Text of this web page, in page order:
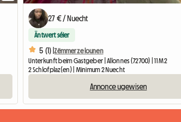
27 € / Nuecht
Äntwert séier
5 (1) |Zëmmer ze lounen
Unterkunft beim Gastgeber | Allonnes (72700) | 11 M2
2 Schlofplaz(en) | Minimum 2 Nuecht
Annonce ugewisen